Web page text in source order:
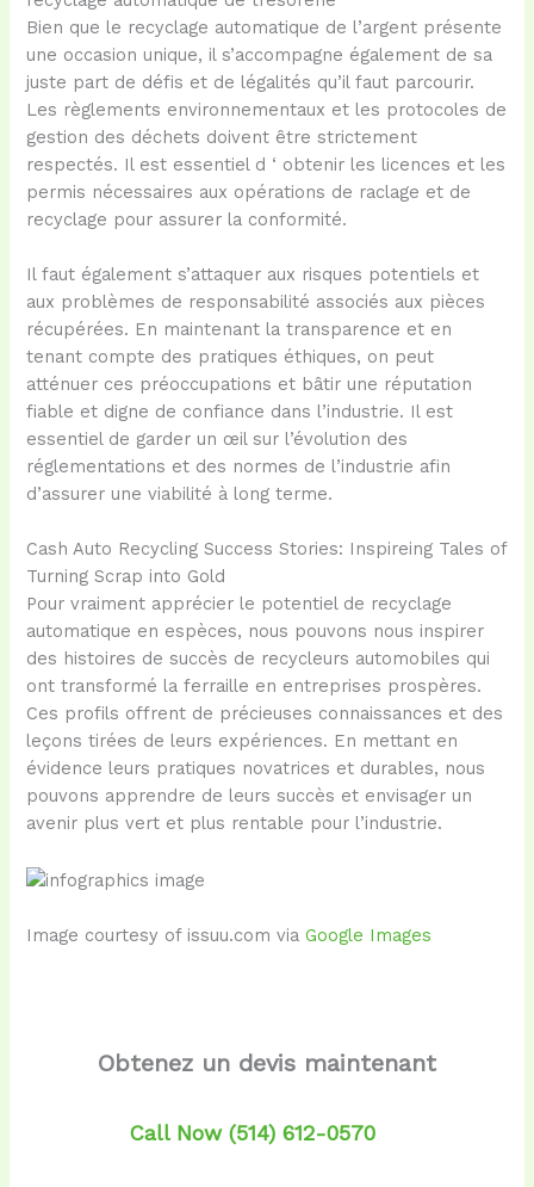
Bien que le recyclage automatique de l’argent présente
une occasion unique, il s’accompagne également de sa
juste part de défis et de légalités qu’il faut parcourir.
Les règlements environnementaux et les protocoles de
gestion des déchets doivent être strictement
respectés. Il est essentiel d ‘ obtenir les licences et les
permis nécessaires aux opérations de raclage et de
recyclage pour assurer la conformité.
Il faut également s’attaquer aux risques potentiels et
aux problèmes de responsabilité associés aux pièces
récupérées. En maintenant la transparence et en
tenant compte des pratiques éthiques, on peut
atténuer ces préoccupations et bâtir une réputation
fiable et digne de confiance dans l’industrie. Il est
essentiel de garder un œil sur l’évolution des
réglementations et des normes de l’industrie afin
d’assurer une viabilité à long terme.
Cash Auto Recycling Success Stories: Inspireing Tales of
Turning Scrap into Gold
Pour vraiment apprécier le potentiel de recyclage
automatique en espèces, nous pouvons nous inspirer
des histoires de succès de recycleurs automobiles qui
ont transformé la ferraille en entreprises prospères.
Ces profils offrent de précieuses connaissances et des
leçons tirées de leurs expériences. En mettant en
évidence leurs pratiques novatrices et durables, nous
pouvons apprendre de leurs succès et envisager un
avenir plus vert et plus rentable pour l’industrie.
Image courtesy of issuu.com viaGoogle Images
Obtenez un devis maintenant
Call Now (514) 612-0570